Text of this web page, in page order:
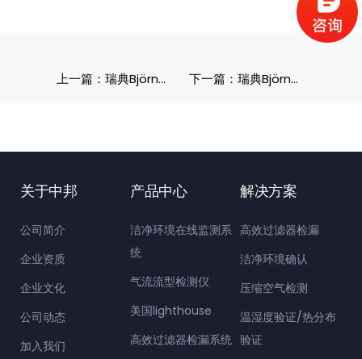
上一篇：瑞典Björnax发烟笔 下一篇：瑞典Björnax发烟笔芯
关于中邦
公司简介
企业资质
企业文化
公司动态
加入我们
产品中心
洁净环境在线监测系
统
气流流型检测仪
美国lighthouse
高效过滤器检漏系统
解决方案
高效过滤器检漏
洁净环境确认
压缩空气检测
温湿度验证/热分布
验证